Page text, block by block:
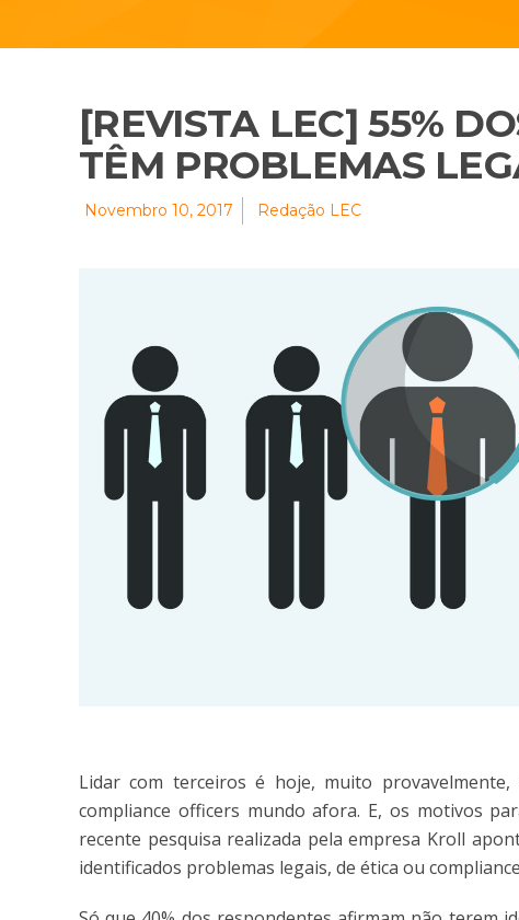
[REVISTA LEC] 55%
TÊM PROBLEMAS
Novembro 10, 2017 Redação LEC
Lidar com terceiros é hoje, muito
compliance officers mundo afora. E, os motivos
recente pesquisa realizada pela empresa Kroll
identificados problemas legais, de ética ou